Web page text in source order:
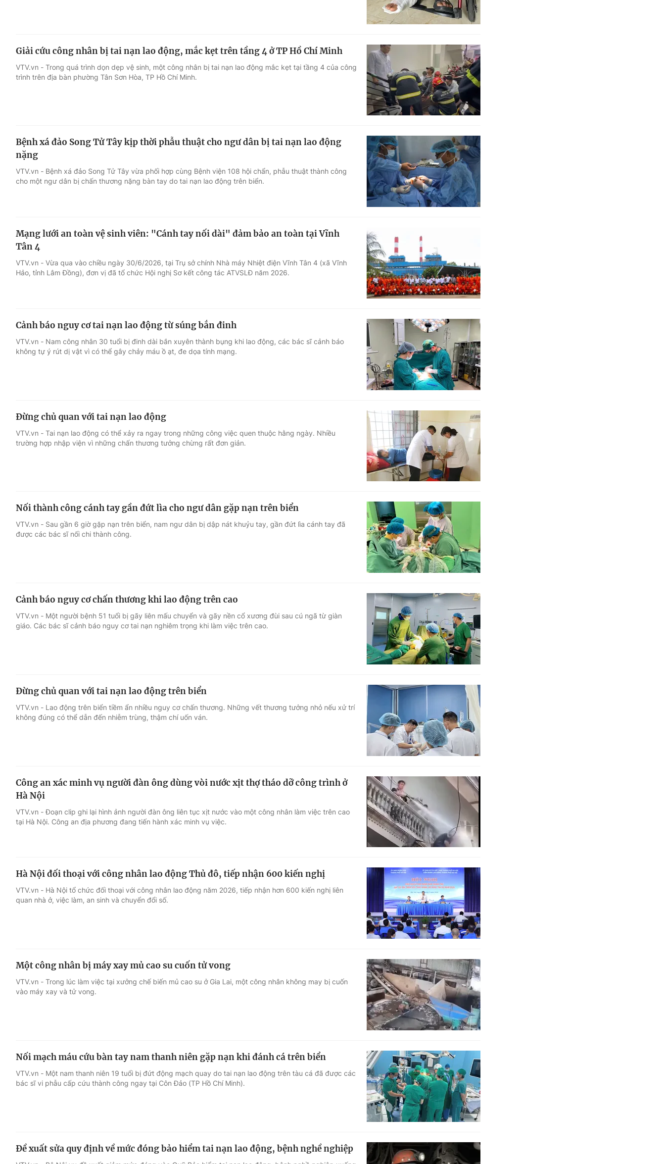
Giải cứu công nhân bị tai nạn lao động, mắc kẹt trên tầng 4 ở TP Hồ Chí Minh
VTV.vn - Trong quá trình dọn dẹp vệ sinh, một công nhân bị tai nạn lao động mắc kẹt tại tầng 4 của công
trình trên địa bàn phường Tân Sơn Hòa, TP Hồ Chí Minh.
Bệnh xá đảo Song Tử Tây kịp thời phẫu thuật cho ngư dân bị tai nạn lao động
nặng
VTV.vn - Bệnh xá đảo Song Tử Tây vừa phối hợp cùng Bệnh viện 108 hội chẩn, phẫu thuật thành công
cho một ngư dân bị chấn thương nặng bàn tay do tai nạn lao động trên biển.
Mạng lưới an toàn vệ sinh viên: "Cánh tay nối dài" đảm bảo an toàn tại Vĩnh
Tân 4
VTV.vn - Vừa qua vào chiều ngày 30/6/2026, tại Trụ sở chính Nhà máy Nhiệt điện Vĩnh Tân 4 (xã Vĩnh
Hảo, tỉnh Lâm Đồng), đơn vị đã tổ chức Hội nghị Sơ kết công tác ATVSLĐ năm 2026.
Cảnh báo nguy cơ tai nạn lao động từ súng bắn đinh
VTV.vn - Nam công nhân 30 tuổi bị đinh dài bắn xuyên thành bụng khi lao động, các bác sĩ cảnh báo
không tự ý rút dị vật vì có thể gây chảy máu ồ ạt, đe dọa tính mạng.
Đừng chủ quan với tai nạn lao động
VTV.vn - Tai nạn lao động có thể xảy ra ngay trong những công việc quen thuộc hằng ngày. Nhiều
trường hợp nhập viện vì những chấn thương tưởng chừng rất đơn giản.
Nối thành công cánh tay gần đứt lìa cho ngư dân gặp nạn trên biển
VTV.vn - Sau gần 6 giờ gặp nạn trên biển, nam ngư dân bị dập nát khuỷu tay, gần đứt lìa cánh tay đã
được các bác sĩ nối chi thành công.
Cảnh báo nguy cơ chấn thương khi lao động trên cao
VTV.vn - Một người bệnh 51 tuổi bị gãy liên mấu chuyển và gãy nền cổ xương đùi sau cú ngã từ giàn
giáo. Các bác sĩ cảnh báo nguy cơ tai nạn nghiêm trọng khi làm việc trên cao.
Đừng chủ quan với tai nạn lao động trên biển
VTV.vn - Lao động trên biển tiềm ẩn nhiều nguy cơ chấn thương. Những vết thương tưởng nhỏ nếu xử trí
không đúng có thể dẫn đến nhiễm trùng, thậm chí uốn ván.
Công an xác minh vụ người đàn ông dùng vòi nước xịt thợ tháo dỡ công trình ở
Hà Nội
VTV.vn - Đoạn clip ghi lại hình ảnh người đàn ông liên tục xịt nước vào một công nhân làm việc trên cao
tại Hà Nội. Công an địa phương đang tiến hành xác minh vụ việc.
Hà Nội đối thoại với công nhân lao động Thủ đô, tiếp nhận 600 kiến nghị
VTV.vn - Hà Nội tổ chức đối thoại với công nhân lao động năm 2026, tiếp nhận hơn 600 kiến nghị liên
quan nhà ở, việc làm, an sinh và chuyển đổi số.
Một công nhân bị máy xay mủ cao su cuốn tử vong
VTV.vn - Trong lúc làm việc tại xưởng chế biến mủ cao su ở Gia Lai, một công nhân không may bị cuốn
vào máy xay và tử vong.
Nối mạch máu cứu bàn tay nam thanh niên gặp nạn khi đánh cá trên biển
VTV.vn - Một nam thanh niên 19 tuổi bị đứt động mạch quay do tai nạn lao động trên tàu cá đã được các
bác sĩ vi phẫu cấp cứu thành công ngay tại Côn Đảo (TP Hồ Chí Minh).
Đề xuất sửa quy định về mức đóng bảo hiểm tai nạn lao động, bệnh nghề nghiệp